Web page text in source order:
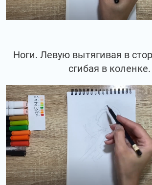
Ноги. Левую вытягивая в
сгибая в коленке.